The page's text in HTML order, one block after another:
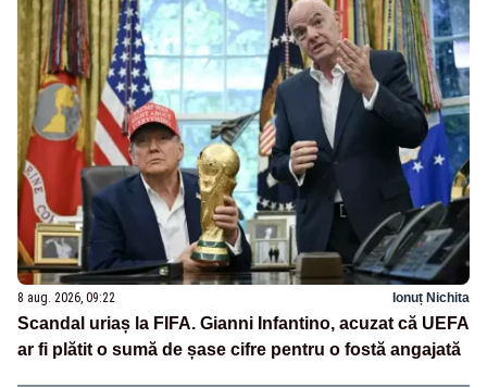
8 aug. 2026, 09:22 Ionuț Nichita
Scandal uriaș la FIFA. Gianni Infantino, acuzat că UEFA
ar fi plătit o sumă de șase cifre pentru o fostă angajată